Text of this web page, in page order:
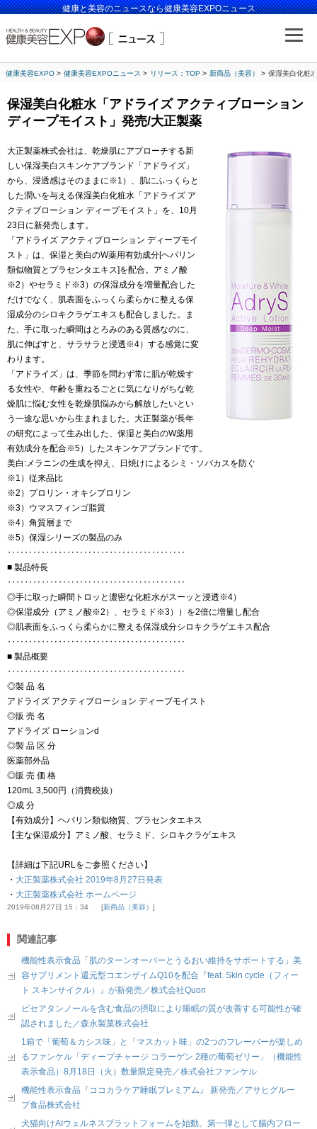
健康と美容のニュースなら健康美容EXPOニュース
健康美容EXPO 健康美容EXPOニュース リリース：TOP 新商品（美容） 保湿美白化粧
保湿美白化粧水「アドライズ アクティブローション
ディープモイスト」発売/大正製薬
大正製薬株式会社は、乾燥肌にアプローチする新
しい保湿美白スキンケアブランド「アドライズ」
から、浸透感はそのままに※1）、肌にふっくらと
した潤いを与える保湿美白化粧水「アドライズ ア
クティブローション ディープモイスト」を、10月
23日に新発売します。
「アドライズ アクティブローション ディープモイ
スト」は、保湿と美白のW薬用有効成分[ヘパリン
類似物質とプラセンタエキス]を配合。アミノ酸
※2）やセラミド※3）の保湿成分を増量配合した
だけでなく、肌表面をふっくら柔らかに整える保
湿成分のシロキクラゲエキスも配合しました。ま
た、手に取った瞬間はとろみのある質感なのに、
肌に伸ばすと、サラサラと浸透※4）する感覚に変
わります。
「アドライズ」は、季節を問わず常に肌が乾燥す
る女性や、年齢を重ねるごとに気になりがちな乾
燥肌に悩む女性を乾燥肌悩みから解放したいとい
う一途な思いから生まれました。大正製薬が長年
の研究によって生み出した、保湿と美白のW薬用
有効成分を配合※5）したスキンケアブランドです。
美白:メラニンの生成を抑え、日焼けによるシミ・ソバカスを防ぐ
※1）従来品比
※2）プロリン・オキシプロリン
※3）ウマスフィンゴ脂質
※4）角質層まで
※5）保湿シリーズの製品のみ
‥‥‥‥‥‥‥‥‥‥‥‥‥‥‥‥‥‥‥‥‥
■ 製品特長
‥‥‥‥‥‥‥‥‥‥‥‥‥‥‥‥‥‥‥‥‥
◎手に取った瞬間トロッと濃密な化粧水がスーッと浸透※4）
◎保湿成分（アミノ酸※2）、セラミド※3））を2倍に増量し配合
◎肌表面をふっくら柔らかに整える保湿成分シロキクラゲエキス配合
‥‥‥‥‥‥‥‥‥‥‥‥‥‥‥‥‥‥‥‥‥
■ 製品概要
‥‥‥‥‥‥‥‥‥‥‥‥‥‥‥‥‥‥‥‥‥
◎製 品 名
アドライズ アクティブローション ディープモイスト
◎販 売 名
アドライズ ローションd
◎製 品 区 分
医薬部外品
◎販 売 価 格
120mL 3,500円（消費税抜）
◎成 分
【有効成分】ヘパリン類似物質、プラセンタエキス
【主な保湿成分】アミノ酸、セラミド、シロキクラゲエキス
【詳細は下記URLをご参照ください】
・ 大正製薬株式会社 2019年8月27日発表
・ 大正製薬株式会社 ホームページ
2019年08月27日 15：34 新商品（美容）
関連記事
機能性表示食品「肌のターンオーバーとうるおい維持をサポートする」美
容サプリメント還元型コエンザイムQ10を配合『feat. Skin cycle（フィー
ト スキンサイクル）』が新発売／株式会社Quon
ピセアタンノールを含む食品の摂取により睡眠の質が改善する可能性が確
認されました／森永製菓株式会社
1箱で「葡萄＆カシス味」と「マスカット味」の2つのフレーバーが楽しめ
るファンケル「ディープチャージ コラーゲン 2種の葡萄ゼリー」（機能性
表示食品）8月18日（火）数量限定発売／株式会社ファンケル
機能性表示食品『ココカラケア睡眠プレミアム』 新発売／アサヒグルー
プ食品株式会社
犬猫向けAIウェルネスプラットフォームを始動。第一弾として腸内フロー